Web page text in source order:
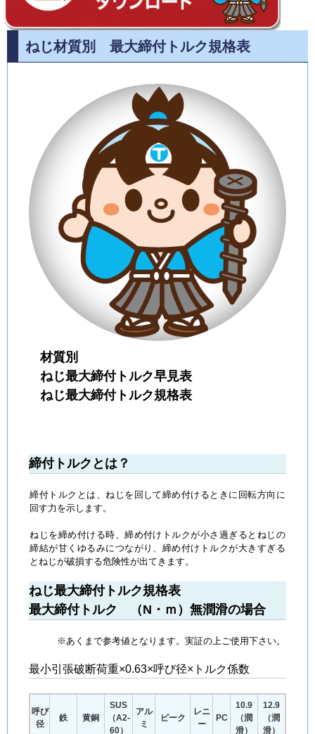
ねじ材質別 最大締付トルク規格表
材質別
ねじ最大締付トルク早見表
ねじ最大締付トルク規格表
締付トルクとは？
締付トルクとは、ねじを回して締め付けるときに回転方向に
回す力を示します。
ねじを締め付ける時、締め付けトルクが小さ過ぎるとねじの
締結が甘くゆるみにつながり、締め付けトルクが大きすぎる
とねじが破損する危険性が出てきます。
ねじ最大締付トルク規格表
最大締付トルク （N・ｍ）無潤滑の場合
※あくまで参考値となります。実証の上ご使用下さい。
最小引張破断荷重×0.63×呼び径×トルク係数
呼び
径
鉄 黄銅
SUS
（A2-
60）
アル
ミ
ピーク
レニ
ー
PC
10.9
（潤
滑）
12.9
（潤
滑）